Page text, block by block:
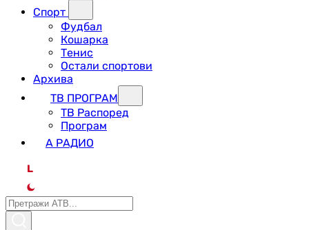
Спорт
Фудбал
Кошарка
Тенис
Остали спортови
Архива
ТВ ПРОГРАМ
ТВ Распоред
Програм
А РАДИО
L